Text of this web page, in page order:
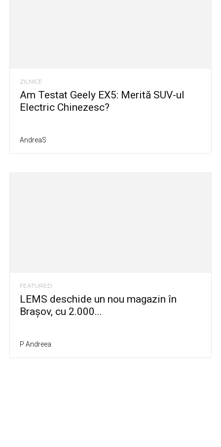
ZILNICE
Am Testat Geely EX5: Merită SUV-ul
Electric Chinezesc?
AndreaS
FEATURED
LEMS deschide un nou magazin în
Brașov, cu 2.000...
P Andreea